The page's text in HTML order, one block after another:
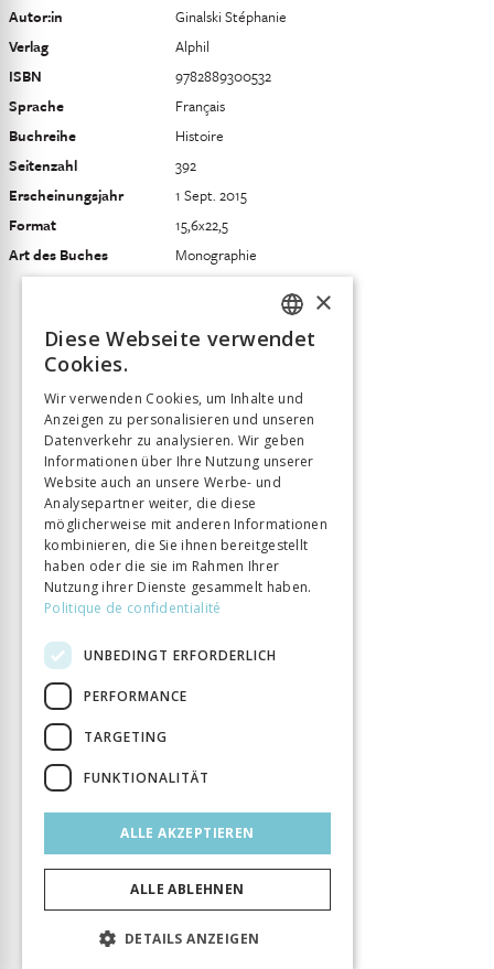
Autor:in
Ginalski Stéphanie
Verlag
Alphil
ISBN
9782889300532
Sprache
Français
Buchreihe
Histoire
Seitenzahl
392
Erscheinungsjahr
1 Sept. 2015
Format
15,6x22,5
Art des Buches
Monographie
FRENCH
ITALIAN
×
Diese Webseite verwendet
Cookies.
Wir verwenden Cookies, um Inhalte und
Anzeigen zu personalisieren und unseren
Datenverkehr zu analysieren. Wir geben
Informationen über Ihre Nutzung unserer
Website auch an unsere Werbe- und
Analysepartner weiter, die diese
möglicherweise mit anderen Informationen
kombinieren, die Sie ihnen bereitgestellt
haben oder die sie im Rahmen Ihrer
Nutzung ihrer Dienste gesammelt haben.
Politique de confidentialité
UNBEDINGT ERFORDERLICH
PERFORMANCE
TARGETING
FUNKTIONALITÄT
ALLE AKZEPTIEREN
ALLE ABLEHNEN
DETAILS ANZEIGEN